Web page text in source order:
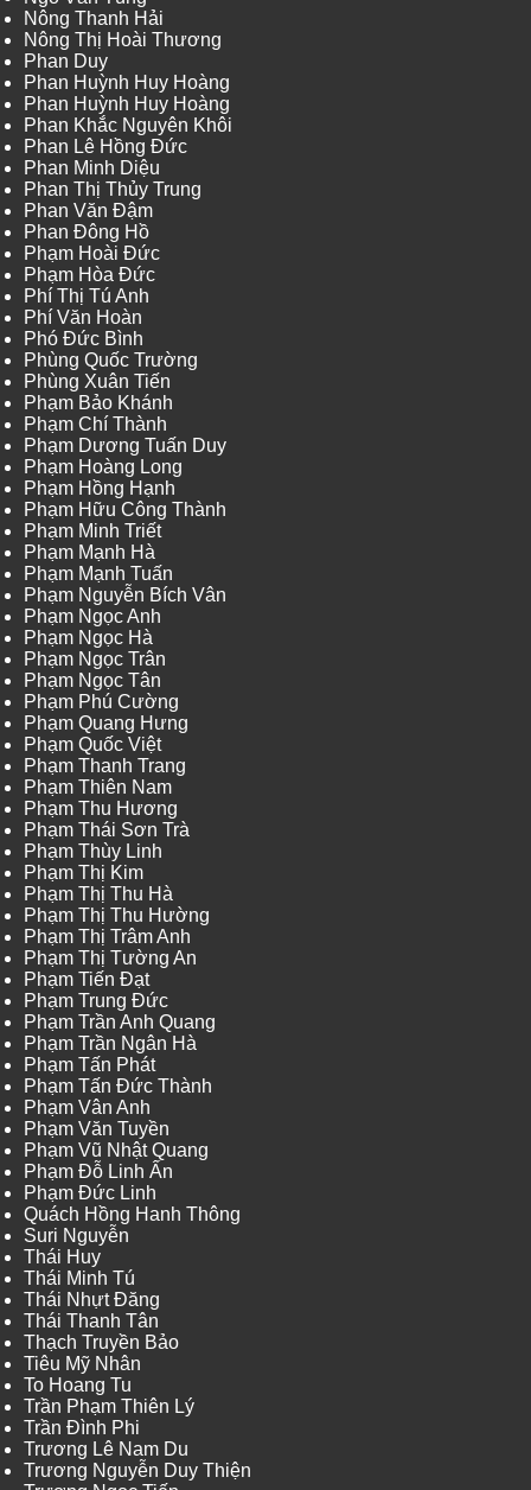
Nông Thanh Hải
Nông Thị Hoài Thương
Phan Duy
Phan Huỳnh Huy Hoàng
Phan Huỳnh Huy Hoàng
Phan Khắc Nguyên Khôi
Phan Lê Hồng Đức
Phan Minh Diệu
Phan Thị Thủy Trung
Phan Văn Đậm
Phan Đông Hồ
Phạm Hoài Đức
Phạm Hòa Đức
Phí Thị Tú Anh
Phí Văn Hoàn
Phó Đức Bình
Phùng Quốc Trường
Phùng Xuân Tiến
Phạm Bảo Khánh
Phạm Chí Thành
Phạm Dương Tuấn Duy
Phạm Hoàng Long
Phạm Hồng Hạnh
Phạm Hữu Công Thành
Phạm Minh Triết
Phạm Mạnh Hà
Phạm Mạnh Tuấn
Phạm Nguyễn Bích Vân
Phạm Ngọc Anh
Phạm Ngọc Hà
Phạm Ngọc Trân
Phạm Ngọc Tân
Phạm Phú Cường
Phạm Quang Hưng
Phạm Quốc Việt
Phạm Thanh Trang
Phạm Thiên Nam
Phạm Thu Hương
Phạm Thái Sơn Trà
Phạm Thùy Linh
Phạm Thị Kim
Phạm Thị Thu Hà
Phạm Thị Thu Hường
Phạm Thị Trâm Anh
Phạm Thị Tường An
Phạm Tiến Đạt
Phạm Trung Đức
Phạm Trần Anh Quang
Phạm Trần Ngân Hà
Phạm Tấn Phát
Phạm Tấn Đức Thành
Phạm Vân Anh
Phạm Văn Tuyền
Phạm Vũ Nhật Quang
Phạm Đỗ Linh Ấn
Phạm Đức Linh
Quách Hồng Hanh Thông
Suri Nguyễn
Thái Huy
Thái Minh Tú
Thái Nhựt Đăng
Thái Thanh Tân
Thạch Truyền Bảo
Tiêu Mỹ Nhân
To Hoang Tu
Trần Phạm Thiên Lý
Trần Đình Phi
Trương Lê Nam Du
Trương Nguyễn Duy Thiện